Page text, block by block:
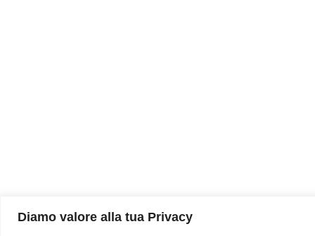
Diamo valore alla tua Privacy